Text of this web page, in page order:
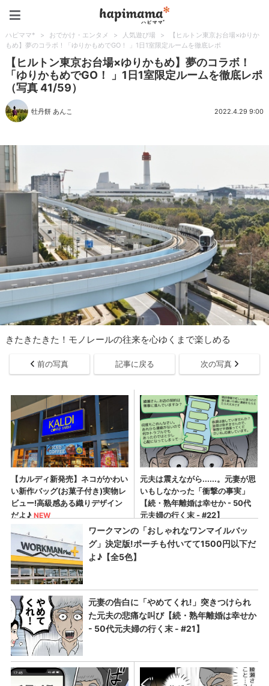
ハピママ* > おでかけ・エンタメ > 人気遊び場 >
【ヒルトン東京お台場×ゆりか
もめ】夢のコラボ！「ゆりかもめでGO！ 」1日1室限定ルームを徹底レポ
【ヒルトン東京お台場×ゆりかもめ】夢のコラボ！
「ゆりかもめでGO！ 」1日1室限定ルームを徹底レポ
（写真 41/59）
牡丹餅 あんこ 2022.4.29 9:00
きたきたきた！モノレールの往来を心ゆくまで楽しめる
前の写真 記事に戻る 次の写真